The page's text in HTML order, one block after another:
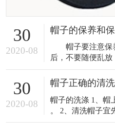
30
2020-08
帽子的保养和
帽子要注意保
后，不要随便乱
上，或者衣钩上
走样变形 。帽子
上油垢、污物，要
拆下洗净，再绷上
潮发霉，影响帽
常刷。粘附在帽
30
2020-08
帽子正确的清
帽子的洗涤 1、帽上如有装饰品应先取下
。 2、清洗帽子宜先用清水加中性洗洁剂稍
为浸泡 。 3、用软性刷子轻轻刷洗 。 4、